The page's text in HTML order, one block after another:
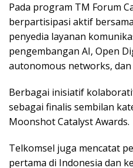
Pada program TM Forum
berpartisipasi aktif
penyedia layanan
pengembangan AI, Open
autonomous networks,
Berbagai inisiatif
sebagai finalis sembilan
Moonshot Catalyst Awards.
Telkomsel juga mencatat
pertama di Indonesia dan